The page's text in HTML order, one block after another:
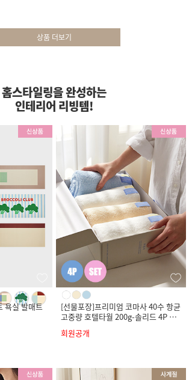
상품 더보기
홈스타일링을 완성하는
인테리어 리빙템!
욕실 발매트
[선물포장]프리미엄 코마사 40수 항균
고중량 호텔타월 200g-솔리드 4P 세
회원공개